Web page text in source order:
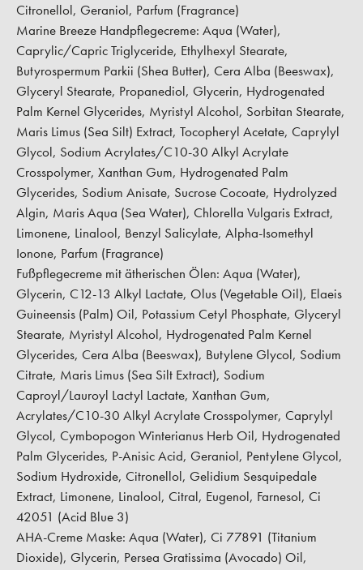
Citronellol, Geraniol, Parfum (Fragrance)
Marine Breeze Handpflegecreme: Aqua (Water),
Caprylic/Capric Triglyceride, Ethylhexyl Stearate,
Butyrospermum Parkii (Shea Butter), Cera Alba (Beeswax),
Glyceryl Stearate, Propanediol, Glycerin, Hydrogenated
Palm Kernel Glycerides, Myristyl Alcohol, Sorbitan Stearate,
Maris Limus (Sea Silt) Extract, Tocopheryl Acetate, Caprylyl
Glycol, Sodium Acrylates/C10-30 Alkyl Acrylate
Crosspolymer, Xanthan Gum, Hydrogenated Palm
Glycerides, Sodium Anisate, Sucrose Cocoate, Hydrolyzed
Algin, Maris Aqua (Sea Water), Chlorella Vulgaris Extract,
Limonene, Linalool, Benzyl Salicylate, Alpha-Isomethyl
Ionone, Parfum (Fragrance)
Fußpflegecreme mit ätherischen Ölen: Aqua (Water),
Glycerin, C12-13 Alkyl Lactate, Olus (Vegetable Oil), Elaeis
Guineensis (Palm) Oil, Potassium Cetyl Phosphate, Glyceryl
Stearate, Myristyl Alcohol, Hydrogenated Palm Kernel
Glycerides, Cera Alba (Beeswax), Butylene Glycol, Sodium
Citrate, Maris Limus (Sea Silt Extract), Sodium
Caproyl/Lauroyl Lactyl Lactate, Xanthan Gum,
Acrylates/C10-30 Alkyl Acrylate Crosspolymer, Caprylyl
Glycol, Cymbopogon Winterianus Herb Oil, Hydrogenated
Palm Glycerides, P-Anisic Acid, Geraniol, Pentylene Glycol,
Sodium Hydroxide, Citronellol, Gelidium Sesquipedale
Extract, Limonene, Linalool, Citral, Eugenol, Farnesol, Ci
42051 (Acid Blue 3)
AHA-Creme Maske: Aqua (Water), Ci 77891 (Titanium
Dioxide), Glycerin, Persea Gratissima (Avocado) Oil,